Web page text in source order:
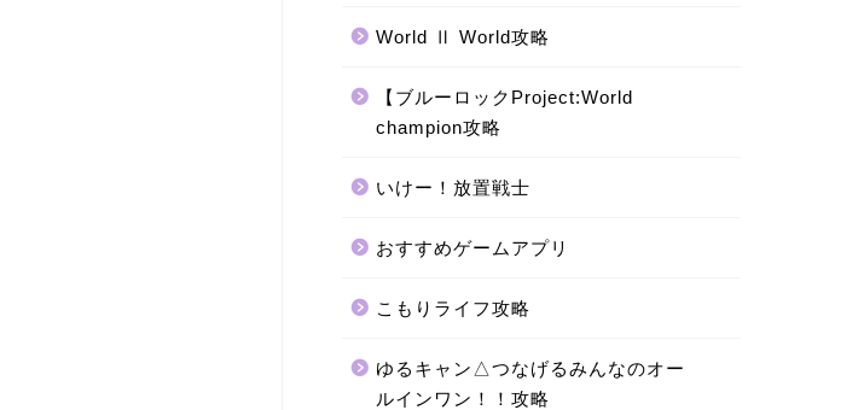
World Ⅱ World攻略
【ブルーロックProject:World
champion攻略
いけー！放置戦士
おすすめゲームアプリ
こもりライフ攻略
ゆるキャン△つなげるみんなのオー
ルインワン！！攻略